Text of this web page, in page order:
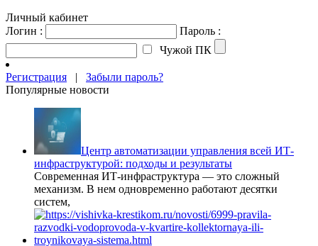
Личный кабинет
Логин :
Пароль :
Чужой ПК
Регистрация | Забыли пароль?
Популярные новости
Центр автоматизации управления всей ИТ-
инфраструктурой: подходы и результаты
Современная ИТ-инфраструктура — это сложный
механизм. В нем одновременно работают десятки
систем,